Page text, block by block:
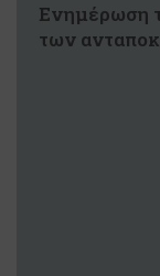
Ενημέρωση
των